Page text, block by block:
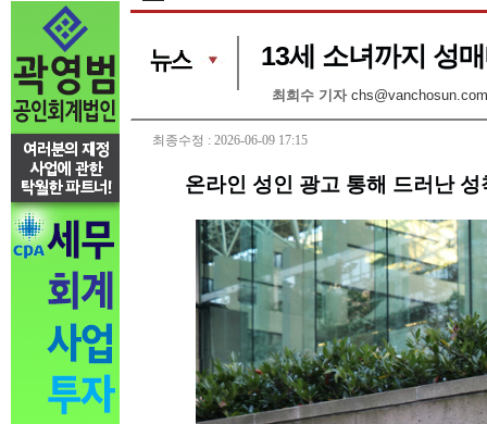
13세 소녀까지 성
최희수 기자 chs@vanchosun.com
최종수정 : 2026-06-09 17:15
온라인 성인 광고 통해 드러난 성